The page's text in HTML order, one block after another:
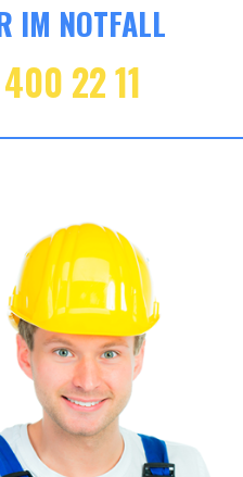
IM NOTFALL
22 11